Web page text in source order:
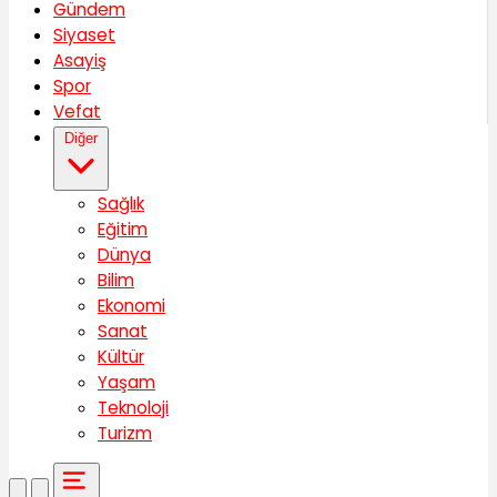
Gündem
Siyaset
Asayiş
Spor
Vefat
Diğer
Sağlık
Eğitim
Dünya
Bilim
Ekonomi
Sanat
Kültür
Yaşam
Teknoloji
Turizm